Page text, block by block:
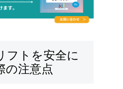
フトを安全に
の注意点